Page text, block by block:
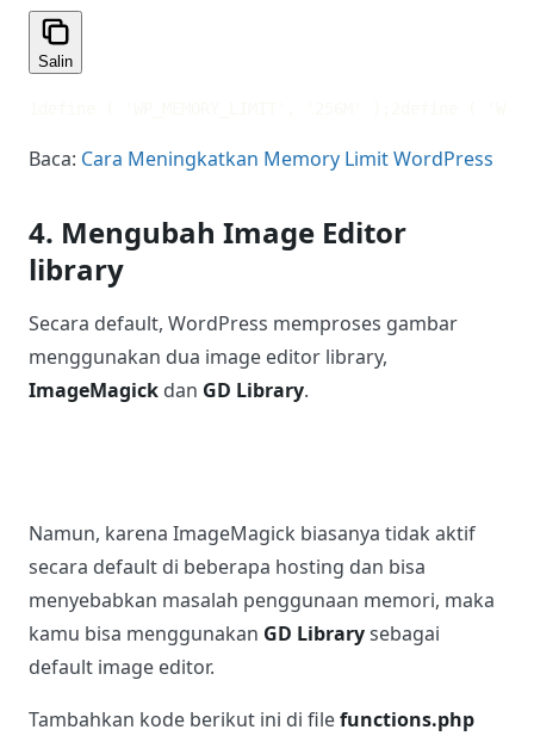
1php_value memory_limit 256M
Namun jika website yang kamu gunakan tidak
config.php dengan menambahkan baris berikut
Salin
Cara Meningkatkan Memory Limit WordPress
menggunakan dua image editor library,
ImageMagick danGD Library.
Namun, karena ImageMagick biasanya tidak aktif